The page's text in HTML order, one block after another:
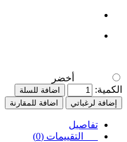
أخضر
الكمية:
اضافة للسلة
إضافة لرغباتي
اضافة للمقارنة
تفاصيل
التقييمات (0)